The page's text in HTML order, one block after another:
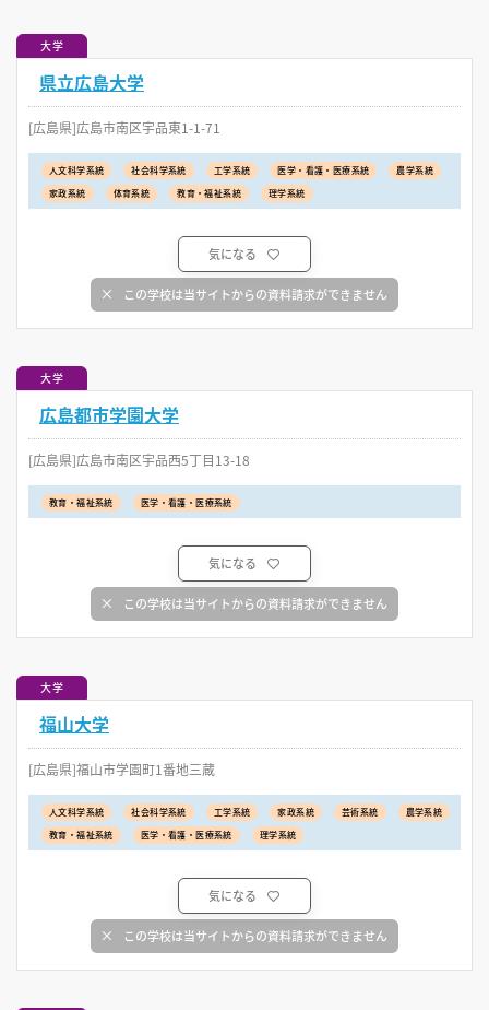
大学
県立広島大学
[広島県]広島市南区宇品東1-1-71
人文科学系統 社会科学系統 工学系統 医学・看護・医療系統
農学系統
家政系統
体育系統 教育・福祉系統 理学系統
気になる
この学校は当サイトからの資料請求ができません
大学
広島都市学園大学
[広島県]広島市南区宇品西5丁目13-18
教育・福祉系統 医学・看護・医療系統
気になる
この学校は当サイトからの資料請求ができません
大学
福山大学
[広島県]福山市学園町1番地三蔵
人文科学系統 社会科学系統 工学系統 家政系統 芸術系統
農学系統
教育・福祉系統
医学・看護・医療系統 理学系統
気になる
この学校は当サイトからの資料請求ができません